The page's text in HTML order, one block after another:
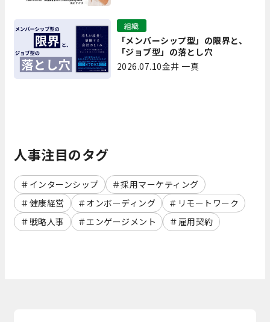
「メンバーシップ型」の限界と、
「ジョブ型」の落とし穴
組織
2026.07.10金井 一真
人事注目のタグ
インターンシップ
採用マーケティング
健康経営
オンボーディング
リモートワーク
戦略人事
エンゲージメント 雇用契約